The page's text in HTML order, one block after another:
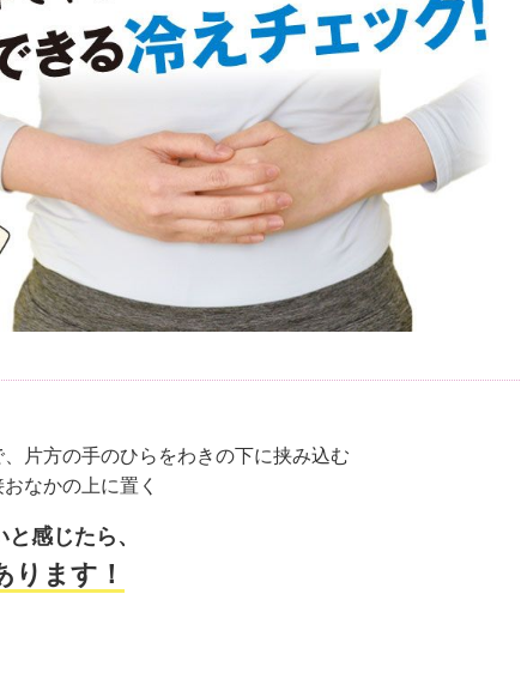
片方の手のひらをわきの下に挟み込む
なかの上に置く
感じたら、
ります！